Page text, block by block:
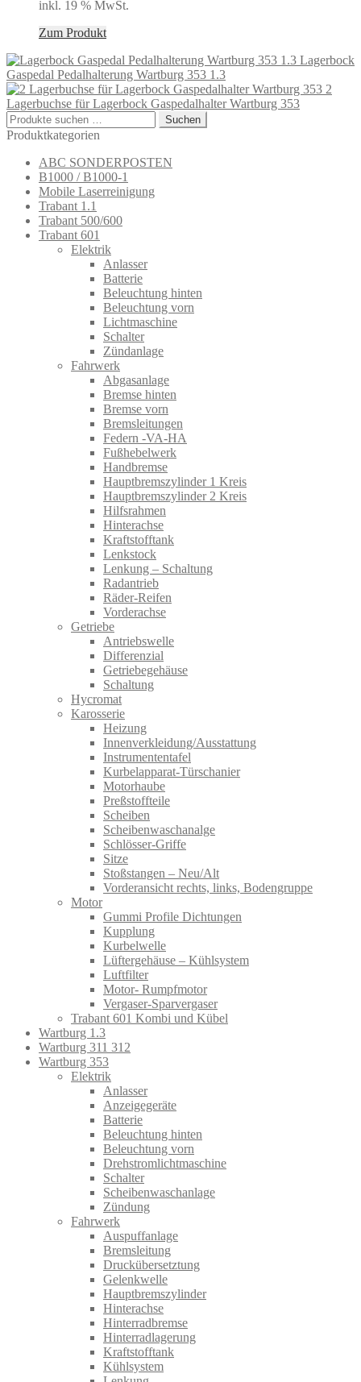
inkl. 19 % MwSt.
Zum Produkt
Lagerbock
Gaspedal Pedalhalterung Wartburg 353 1.3
2
Lagerbuchse für Lagerbock Gaspedalhalter Wartburg 353
Suchen
nach:
Suchen
Produktkategorien
ABC SONDERPOSTEN
B1000 / B1000-1
Mobile Laserreinigung
Trabant 1.1
Trabant 500/600
Trabant 601
Elektrik
Anlasser
Batterie
Beleuchtung hinten
Beleuchtung vorn
Lichtmaschine
Schalter
Zündanlage
Fahrwerk
Abgasanlage
Bremse hinten
Bremse vorn
Bremsleitungen
Federn -VA-HA
Fußhebelwerk
Handbremse
Hauptbremszylinder 1 Kreis
Hauptbremszylinder 2 Kreis
Hilfsrahmen
Hinterachse
Kraftstofftank
Lenkstock
Lenkung – Schaltung
Radantrieb
Räder-Reifen
Vorderachse
Getriebe
Antriebswelle
Differenzial
Getriebegehäuse
Schaltung
Hycromat
Karosserie
Heizung
Innenverkleidung/Ausstattung
Instrumententafel
Kurbelapparat-Türschanier
Motorhaube
Preßstoffteile
Scheiben
Scheibenwaschanalge
Schlösser-Griffe
Sitze
Stoßstangen – Neu/Alt
Vorderansicht rechts, links, Bodengruppe
Motor
Gummi Profile Dichtungen
Kupplung
Kurbelwelle
Lüftergehäuse – Kühlsystem
Luftfilter
Motor- Rumpfmotor
Vergaser-Sparvergaser
Trabant 601 Kombi und Kübel
Wartburg 1.3
Wartburg 311 312
Wartburg 353
Elektrik
Anlasser
Anzeigegeräte
Batterie
Beleuchtung hinten
Beleuchtung vorn
Drehstromlichtmaschine
Schalter
Scheibenwaschanlage
Zündung
Fahrwerk
Auspuffanlage
Bremsleitung
Druckübersetztung
Gelenkwelle
Hauptbremszylinder
Hinterachse
Hinterradbremse
Hinterradlagerung
Kraftstofftank
Kühlsystem